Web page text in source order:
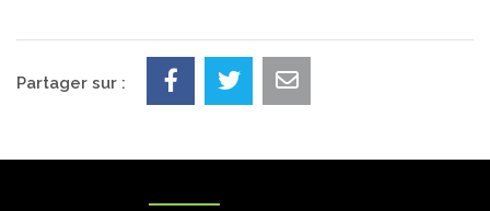
Partager sur :